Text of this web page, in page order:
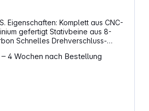
Komplett aus CNC-
Stativbeine aus 8-
Öffnen und Schließen der
4 Wochen nach Bestellung